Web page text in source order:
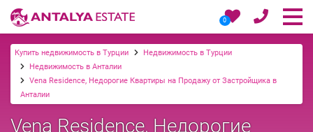
0
Купить недвижимость в Турции
Недвижимость в Турции
Недвижимость в Анталии
Vena Residence, Недорогие Квартиры на Продажу от Застройщика в
Анталии
Vena Residence, Недорогие